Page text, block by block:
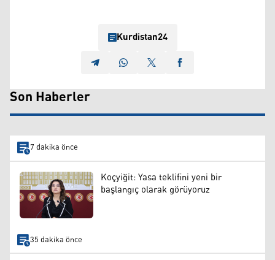
Kurdistan24
Son Haberler
7 dakika önce
Koçyiğit: Yasa teklifini yeni bir
başlangıç olarak görüyoruz
35 dakika önce